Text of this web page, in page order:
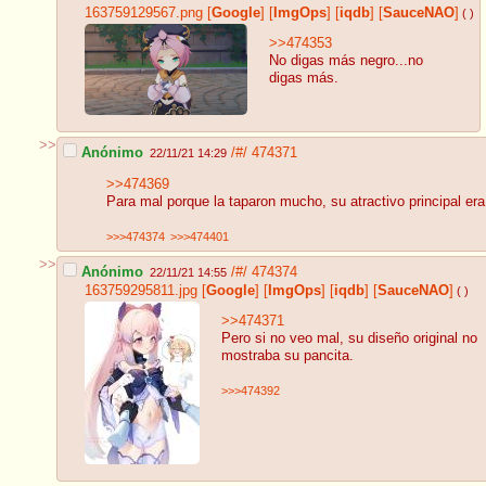
163759129567.png [Google] [ ImgOps] [iqdb] [SauceNAO] ( )
>>474353
No digas más negro...no
digas más.
>> Anónimo 22/11/21 14:29 /#/ 474371
>>474369
Para mal porque la taparon mucho, su atractivo principal
>>>474374 >>>474401
>> Anónimo 22/11/21 14:55 /#/ 474374
163759295811.jpg [Google] [ ImgOps] [iqdb] [SauceNAO] ( )
>>474371
Pero si no veo mal, su diseño original no
mostraba su pancita.
>>>474392